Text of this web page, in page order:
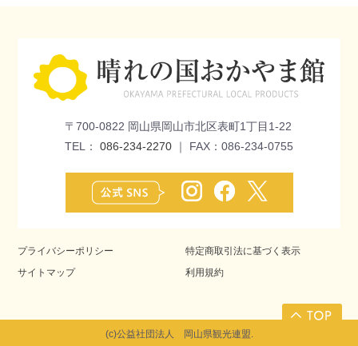
〒700-0822 岡山県岡山市北区表町1丁目1-22
TEL： 086-234-2270 ｜ FAX：086-234-0755
プライバシーポリシー
特定商取引法に基づく表示
サイトマップ
利用規約
(c)公益社団法人 岡山県観光連盟.